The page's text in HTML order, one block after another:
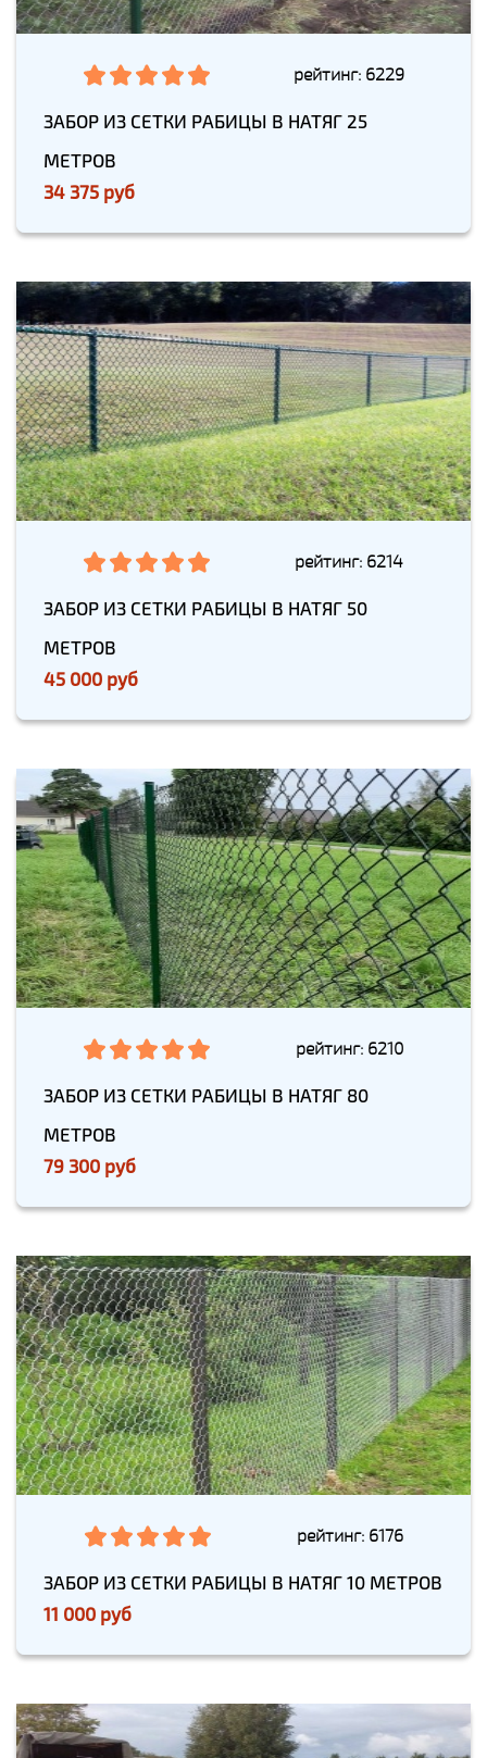
рейтинг: 6229
ЗАБОР ИЗ СЕТКИ РАБИЦЫ В НАТЯГ 25
МЕТРОВ
34 375 руб
рейтинг: 6214
ЗАБОР ИЗ СЕТКИ РАБИЦЫ В НАТЯГ 50
МЕТРОВ
45 000 руб
рейтинг: 6210
ЗАБОР ИЗ СЕТКИ РАБИЦЫ В НАТЯГ 80
МЕТРОВ
79 300 руб
рейтинг: 6176
ЗАБОР ИЗ СЕТКИ РАБИЦЫ В НАТЯГ 10 МЕТРОВ
11 000 руб